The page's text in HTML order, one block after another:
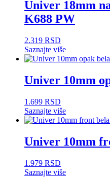
Univer 18mm
K688 PW
2.319 RSD
Saznajte više
Univer 10mm
1.699 RSD
Saznajte više
Univer 10mm
1.979 RSD
Saznajte više